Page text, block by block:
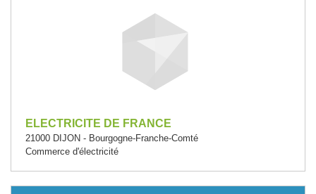
ELECTRICITE DE FRANCE
21000 DIJON - Bourgogne-Franche-Comté
Commerce d'électricité